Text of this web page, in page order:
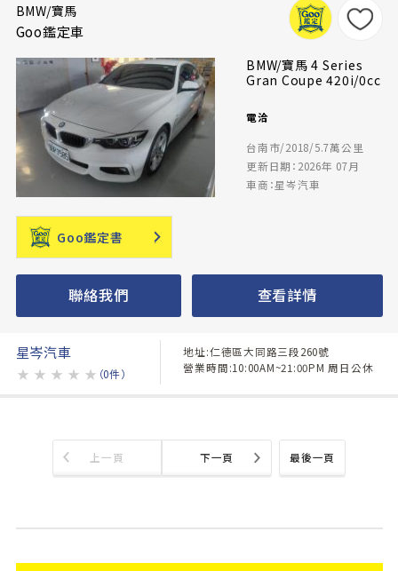
BMW/寶馬
Goo鑑定車
BMW/寶馬 4 Series
Gran Coupe 420i/0cc
電洽
台南市/2018/5.7萬公里
更新日期：2026年 07月
車商：星岑汽車
Goo鑑定書
聯絡我們 查看詳情
星岑汽車
★ ★ ★ ★ ★ （0件）
地址:仁德區大同路三段260號
營業時間:10:00AM~21:00PM 周日公休
最後一頁
上一頁 下一頁